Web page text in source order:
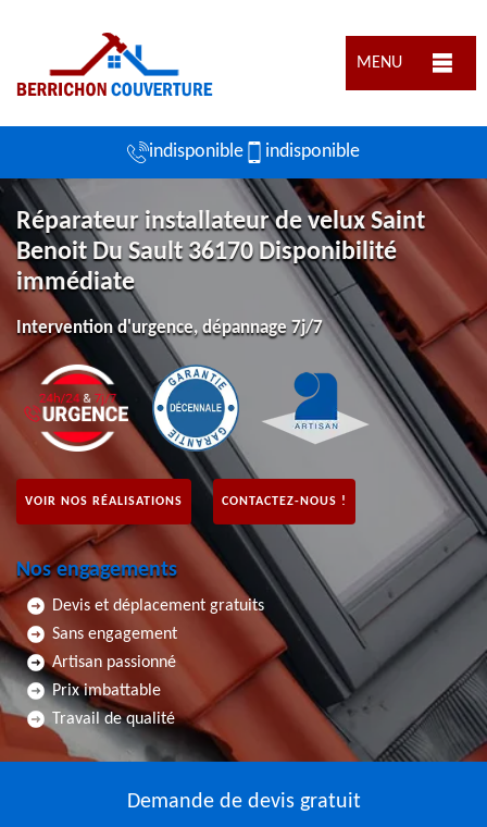
MENU
indisponible indisponible
Réparateur installateur de velux Saint
Benoit Du Sault 36170 Disponibilité
immédiate
Intervention d'urgence, dépannage 7j/7
VOIR NOS RÉALISATIONS CONTACTEZ-NOUS !
Nos engagements
Devis et déplacement gratuits
Sans engagement
Artisan passionné
Prix imbattable
Travail de qualité
Demande de devis gratuit